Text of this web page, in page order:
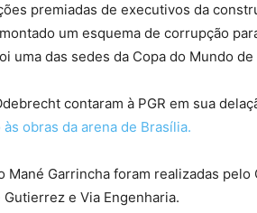
premiadas de executivos da
um esquema de corrupção
uma das sedes da Copa do Mundo de
contaram à PGR em sua
obras da arena de Brasília.
Garrincha foram realizadas pelo
e Via Engenharia.